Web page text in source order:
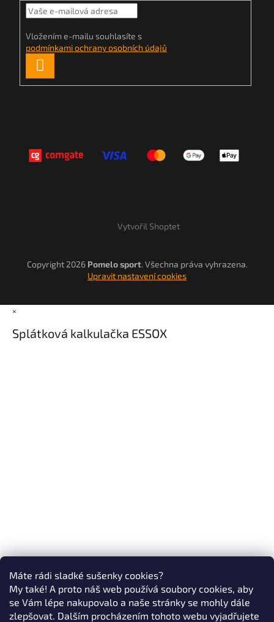
Máte rádi sladké sušenky cookies?
My také! A proto náš web používá soubory cookies, aby
se Vám lépe nakupovalo a naše stránky se mohly dále
zlepšovat. Dalším procházením tohoto webu vyjadřujete
Vložením e-mailu souhlasíte s
podmínkami ochrany osobních údajů
SE
Vytvořil Shoptet
Copyright 2026 Pomelo sport. Všechna práva vyhrazena.
Upravit nastavení cookies
×
Splátková kalkulačka ESSOX